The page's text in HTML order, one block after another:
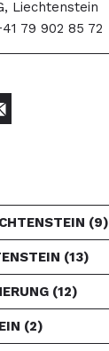
Liechtenstein
79 902 85 72
(9)
(13)
(12)
(2)